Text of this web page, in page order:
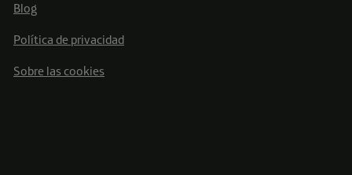
Blog
Política de privacidad
Sobre las cookies